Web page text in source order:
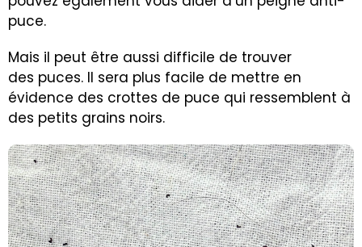
puce.
Mais il peut être aussi difficile de trouver
des puces. Il sera plus facile de mettre en
évidence des crottes de puce qui ressemblent à
des petits grains noirs.